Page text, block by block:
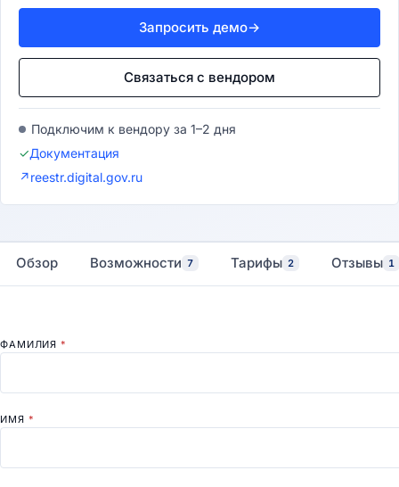
Запросить демо→
Связаться с вендором
Подключим к вендору за 1–2 дня
✓Документация
↗reestr.digital.gov.ru
Обзор Возможности 7 Тарифы 2 Отзывы 1
ФАМИЛИЯ*
ИМЯ *